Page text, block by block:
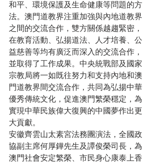
和平、環境保護及生命健康等問題的方
法。澳門道教界注重加強與內地道教界
之間的交流合作，雙方關係越趨緊密，
在教育活動、弘揚道法、人才培養、公
益慈善等均有廣泛而深入的交流合作，
並取得了工作成果。中央統戰部及國家
宗教局將一如既往努力和支持內地和澳
門道教界間交流合作，共同為弘揚中華
優秀傳統文化，促進澳門繁榮穩定，為
實現中華民族偉大復興的中國夢作出更
大貢獻。
安徽齊雲山太素宮法務團演法，全國政
協副主席何厚鏵先生及譚俊榮司長，為
澳門社會安定繁榮、市民身心康泰上香